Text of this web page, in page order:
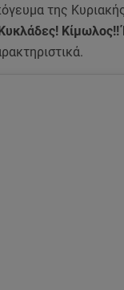
της
Κίμωλος!!